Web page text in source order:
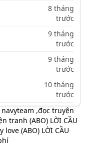
8 tháng
trước
9 tháng
trước
9 tháng
trước
10 tháng
trước
10 tháng
trước
10 tháng
navyteam ,đọc truyện
tranh (ABO) LỜI CẦU
(ABO) LỜI CẦU